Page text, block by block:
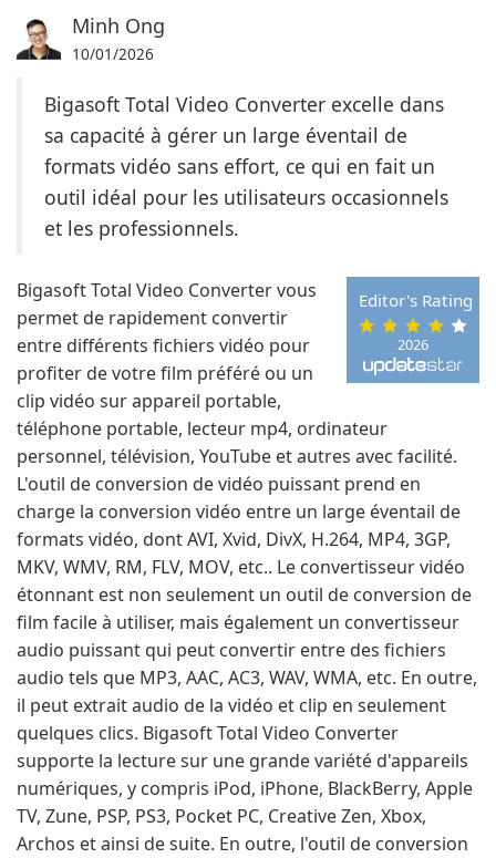
Minh Ong
10/01/2026
Bigasoft Total Video Converter excelle dans
sa capacité à gérer un large éventail de
formats vidéo sans effort, ce qui en fait un
outil idéal pour les utilisateurs occasionnels
et les professionnels.
2026
Editor's Rating
Bigasoft Total Video Converter vous
permet de rapidement convertir
entre différents fichiers vidéo pour
profiter de votre film préféré ou un
clip vidéo sur appareil portable,
téléphone portable, lecteur mp4, ordinateur
personnel, télévision, YouTube et autres avec facilité.
L'outil de conversion de vidéo puissant prend en
charge la conversion vidéo entre un large éventail de
formats vidéo, dont AVI, Xvid, DivX, H.264, MP4, 3GP,
MKV, WMV, RM, FLV, MOV, etc.. Le convertisseur vidéo
étonnant est non seulement un outil de conversion de
film facile à utiliser, mais également un convertisseur
audio puissant qui peut convertir entre des fichiers
audio tels que MP3, AAC, AC3, WAV, WMA, etc. En outre,
il peut extrait audio de la vidéo et clip en seulement
quelques clics. Bigasoft Total Video Converter
supporte la lecture sur une grande variété d'appareils
numériques, y compris iPod, iPhone, BlackBerry, Apple
TV, Zune, PSP, PS3, Pocket PC, Creative Zen, Xbox,
Archos et ainsi de suite. En outre, l'outil de conversion